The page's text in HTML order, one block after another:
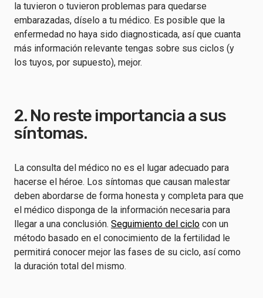
la tuvieron o tuvieron problemas para quedarse
embarazadas, díselo a tu médico. Es posible que la
enfermedad no haya sido diagnosticada, así que cuanta
más información relevante tengas sobre sus ciclos (y
los tuyos, por supuesto), mejor.
2. No reste importancia a sus
síntomas.
La consulta del médico no es el lugar adecuado para
hacerse el héroe. Los síntomas que causan malestar
deben abordarse de forma honesta y completa para que
el médico disponga de la información necesaria para
llegar a una conclusión. Seguimiento del ciclo con un
método basado en el conocimiento de la fertilidad le
permitirá conocer mejor las fases de su ciclo, así como
la duración total del mismo.